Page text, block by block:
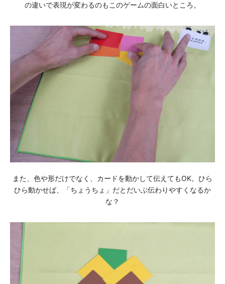
の違いで表現が変わるのもこのゲームの⾯⽩いところ。
また、⾊や形だけでなく、カードを動かして伝えてもOK。ひら
ひら動かせば、「ちょうちょ」だとだいぶ伝わりやすくなるか
な？